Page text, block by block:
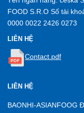
FOOD S.R.O Số tài
0000 0022 2426 0273
LIÊN HỆ
Contact.pdf
LIÊN HỆ
BAONHI-ASIANFOOG